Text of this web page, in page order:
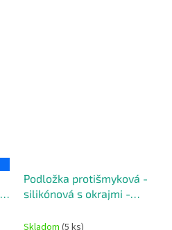
Podložka protišmyková -
silikónová s okrajmi -